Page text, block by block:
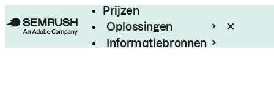
Prijzen
Oplossingen
Informatiebronnen